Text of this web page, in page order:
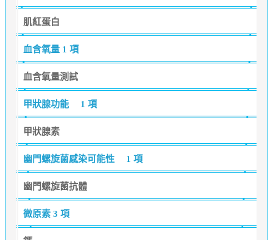
肌紅蛋白
血含氧量 1 項
血含氧量測試
甲狀腺功能 1 項
甲狀腺素
幽門螺旋菌感染可能性 1 項
幽門螺旋菌抗體
微原素 3 項